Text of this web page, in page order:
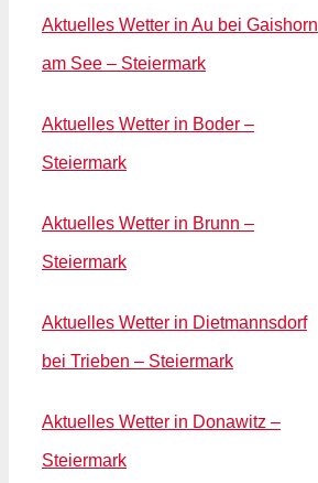
Aktuelles Wetter in Au bei Gaishorn
am See – Steiermark
Aktuelles Wetter in Boder –
Steiermark
Aktuelles Wetter in Brunn –
Steiermark
Aktuelles Wetter in Dietmannsdorf
bei Trieben – Steiermark
Aktuelles Wetter in Donawitz –
Steiermark